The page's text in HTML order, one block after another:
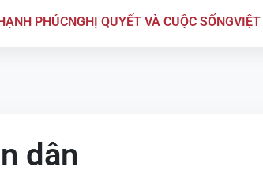
PHÚCNGHỊ QUYẾT VÀ CUỘC SỐNG
dân